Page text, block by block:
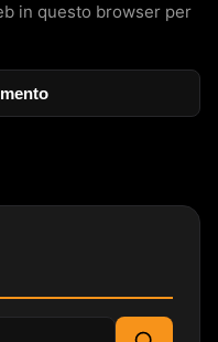
in questo browser per